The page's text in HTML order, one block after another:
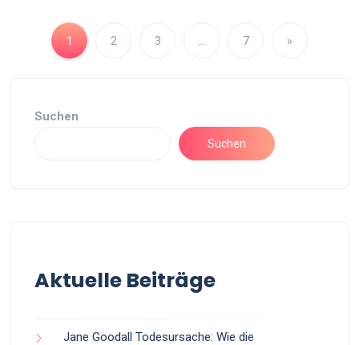
1 2 3 7 »
Suchen
Suchen
Aktuelle Beiträge
Jane Goodall Todesursache: Wie die